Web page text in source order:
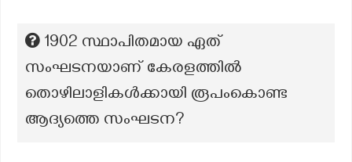
1902 സ്ഥാപിതമായ ഏത്
സംഘടനയാണ് കേരളത്തിൽ
തൊഴിലാളികൾക്കായി രൂപംകൊണ്ട
ആദ്യത്തെ സംഘടന?